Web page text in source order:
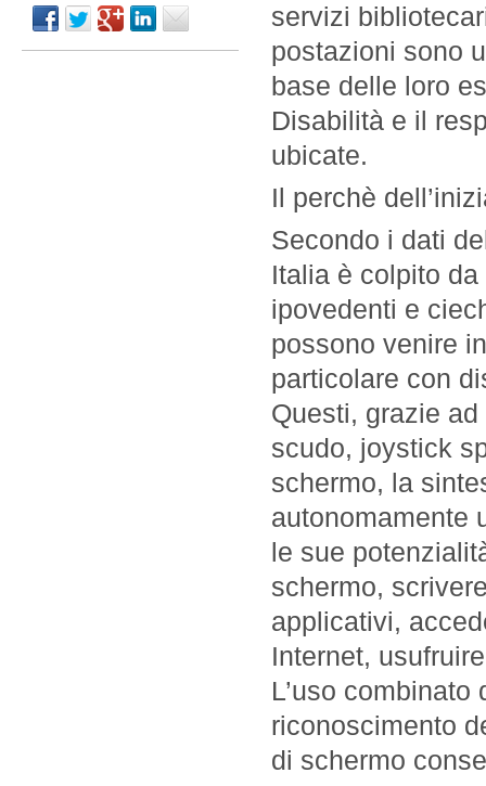
servizi
postazioni sono
base delle loro
Disabilità e il
ubicate.
Il perchè
Secondo i dati
Italia è colpito
ipovedenti e
possono venire
particolare con
Questi, grazie
scudo, joystick
schermo, la
autonomamente
le sue
schermo,
applicativi,
Internet,
L’uso
riconoscimento
di schermo